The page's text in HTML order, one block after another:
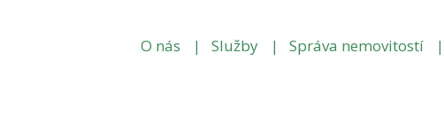
O nás Služby Správa nemovitostí